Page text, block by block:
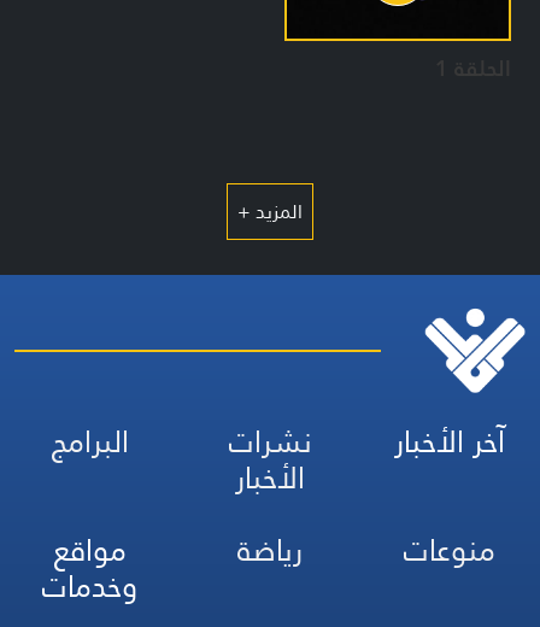
الحلقة 1
المزيد +
آخر الأخبار نشرات
الأخبار
البرامج
منوعات
رياضة مواقع
وخدمات